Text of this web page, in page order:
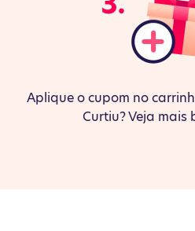
Aplique o cupom no
Curtiu? Veja mais